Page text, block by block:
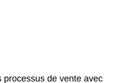
processus de vente avec